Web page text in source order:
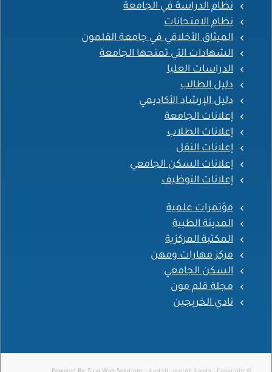
نظام الدراسة في الجامعة
نظام الامتحانات
الميثاق الأخلاقي في جامعة القلمون
الشهادات التي تمنحها الجامعة
الدراسات العليا
دليل الطالب
دليل الإرشاد الأكاديمي
إعلانات الجامعة
إعلانات الطلاب
إعلانات النقل
إعلانات السكن الجامعي
إعلانات التوظيف
مؤتمرات علمية
المدينة الطبية
المكتبة المركزية
مركز مهارات ومهن
السكن الجامعي
مجلة قلم مون
نادي الخريجين